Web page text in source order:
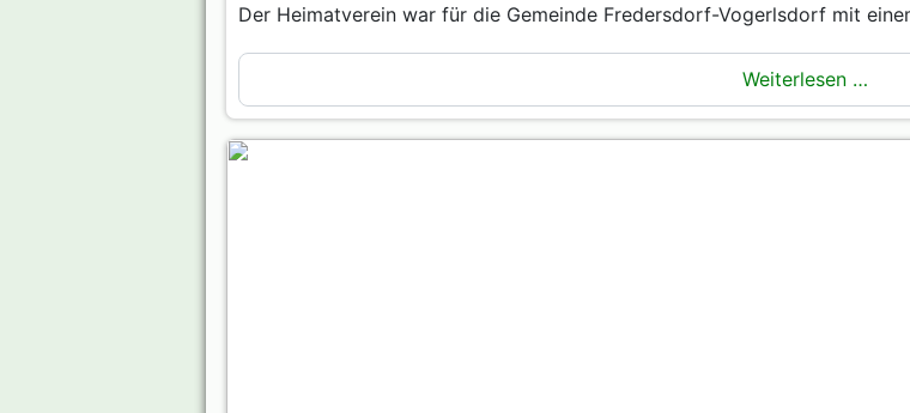
Der Heimatverein war für die Gemeinde Fredersdorf-Vogerlsdorf mit
Weiterlesen …